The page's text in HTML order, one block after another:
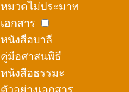
หมวดไม่ประมาท
เอกสาร
หนังสือบาลี
คู่มือศาสนพิธี
หนังสือธรรมะ
ตัวอย่างเอกสาร